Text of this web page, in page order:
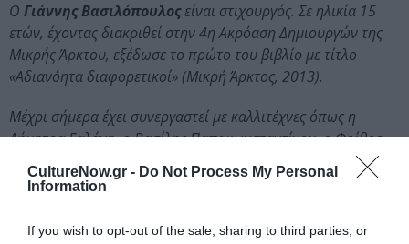
CultureNow.gr - Do Not Process My Personal
Information
If you wish to opt-out of the sale, sharing to third parties, or
Ο Γιάννης Βασιλόπουλοςείναι στιχουργός. Σε ηλικία 15
ετών, έχοντας διακριθεί στην 4η Ακρόαση Δημιουργών της
Μικρής Άρκτου, εξέδωσε το πρώτο του βιβλίο με τίτλο
«Αδιανόητα διαφορετικοί» (Μικρή Άρκτος, 2013).
Μέχρι σήμερα έχει συνεργαστεί με καλλιτέχνες όπως η
Δήμητρα Γαλάνη, ο Βασίλης Παπακωνσταντίνου, ο Φοίβος
Καρασούλος.
Πρόσφατα κυκλοφόρησε η
Τρίτη Έξοδος
(Μικρή Άρκτος,